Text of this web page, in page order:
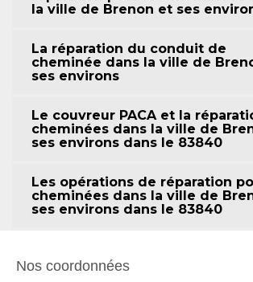
la ville de Brenon et ses
La réparation du conduit de
cheminée dans la ville de
ses environs
Le couvreur PACA et la
cheminées dans la ville de
ses environs dans le 83840
Les opérations de réparation
cheminées dans la ville de
ses environs dans le 83840
Nos coordonnées